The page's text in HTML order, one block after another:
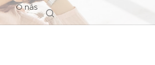
O nás